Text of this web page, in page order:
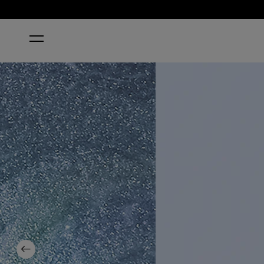
HOME ANGELS FLIGHT TO STARRY NIGHTS
Previous